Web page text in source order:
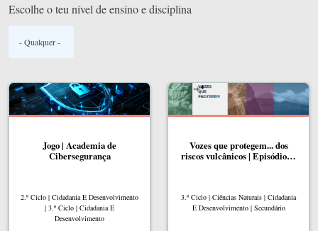
Escolhe o teu nível de ensino e disciplina
Jogo | Academia de
Cibersegurança
2.º Ciclo | Cidadania E Desenvolvimento
| 3.º Ciclo | Cidadania E
Desenvolvimento
Vozes que protegem... dos
riscos vulcânicos | Episódio…
3.º Ciclo | Ciências Naturais | Cidadania
E Desenvolvimento | Secundário